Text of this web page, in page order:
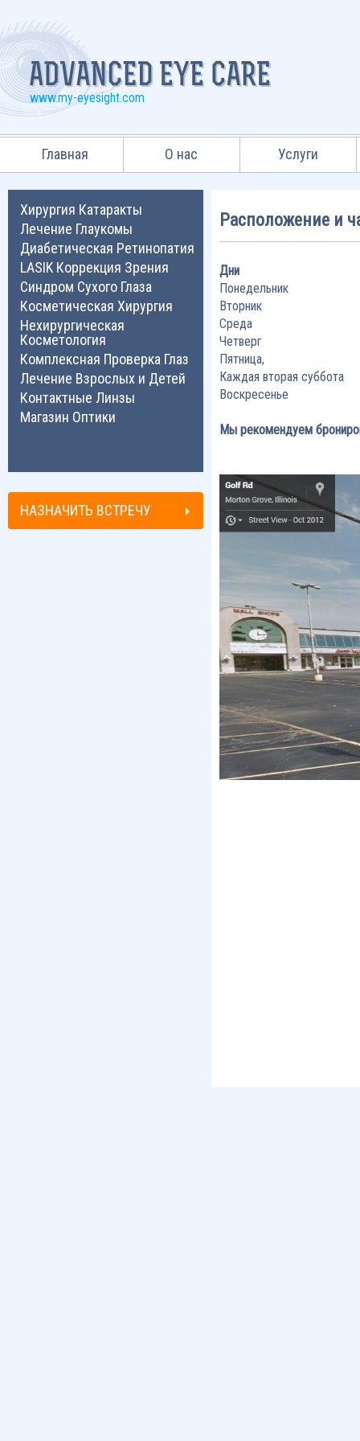
www.my-eyesight.com
Главная О нас Услуги
Хирургия Катаракты
Лечение Глаукомы
Диабетическая Ретинопатия
LASIK Коррекция Зрения
Синдром Сухого Глаза
Косметическая Хирургия
Нехирургическая
Косметология
Комплексная Проверка Глаз
Лечение Взрослых и Детей
Контактные Линзы
Магазин Оптики
НАЗНАЧИТЬ ВСТРЕЧУ
Расположение и
Дни
Понедельник
Вторник
Среда
Четверг
Пятница,
Каждая вторая суббота
Воскресенье
Мы рекомендуем